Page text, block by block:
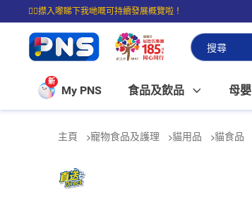
☝🏼㩒入嚟睇下我哋嘅可持續發展概覽啦！
⭐購物滿$399即享免費送貨；滿$100即可免費店取。
新
My PNS 食品及飲品 母嬰
主頁 寵物食品及護理 貓用品 貓食品